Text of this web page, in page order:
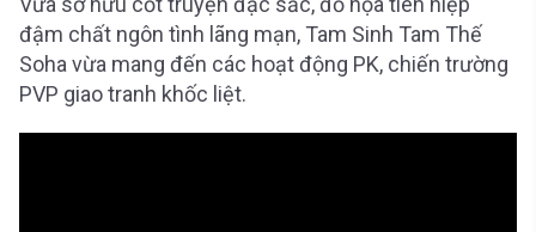
đậm chất ngôn tình lãng mạn, Tam Sinh Tam Thế
Soha vừa mang đến các hoạt động PK, chiến trường
PVP giao tranh khốc liệt.